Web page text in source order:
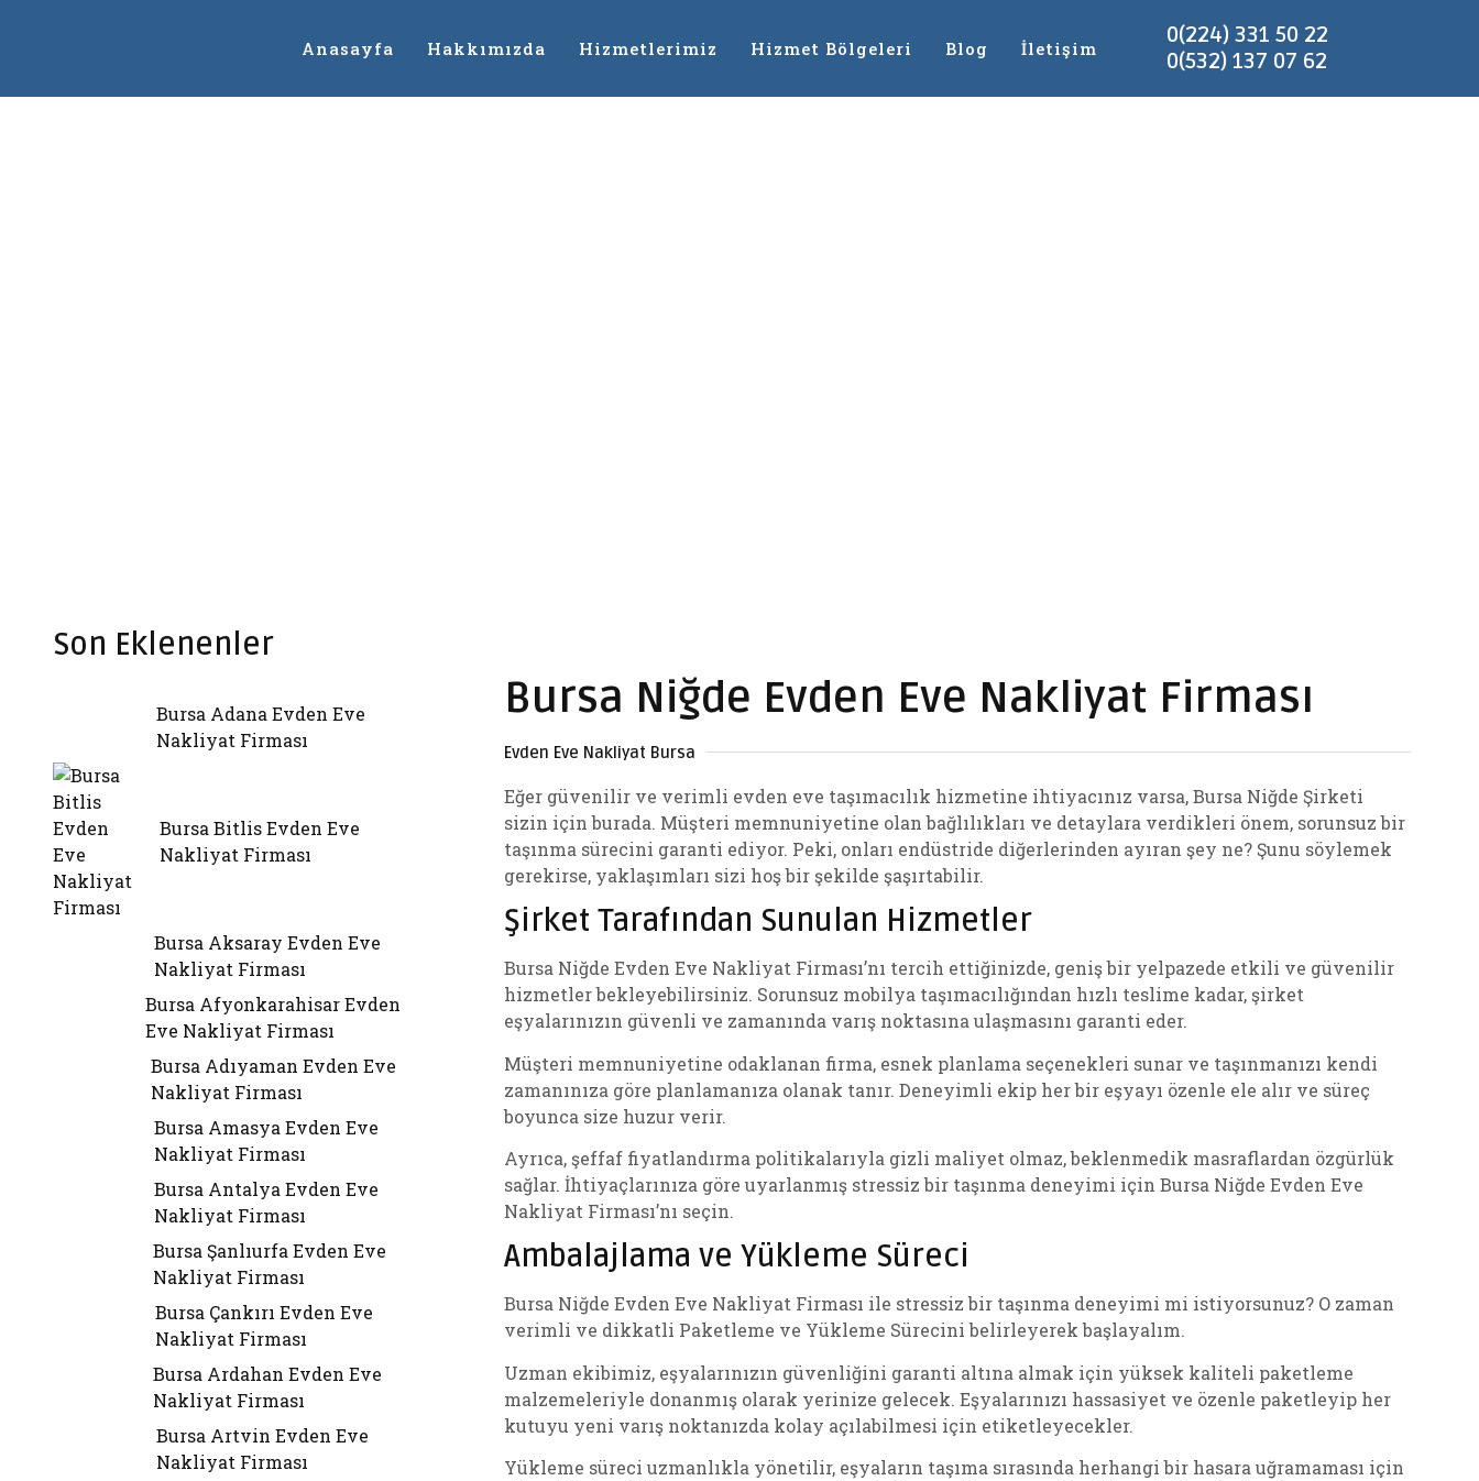
Anasayfa Hakkımızda Hizmetlerimiz Hizmet Bölgeleri Blog İletişim
0(224) 331 50 22
0(532) 137 07 62
Son Eklenenler
Bursa Adana Evden Eve
Nakliyat Firması
Bursa Bitlis Evden Eve
Nakliyat Firması
Bursa Aksaray Evden Eve
Nakliyat Firması
Bursa Afyonkarahisar Evden
Eve Nakliyat Firması
Bursa Adıyaman Evden Eve
Nakliyat Firması
Bursa Amasya Evden Eve
Nakliyat Firması
Bursa Antalya Evden Eve
Nakliyat Firması
Bursa Şanlıurfa Evden Eve
Nakliyat Firması
Bursa Çankırı Evden Eve
Nakliyat Firması
Bursa Ardahan Evden Eve
Nakliyat Firması
Bursa Artvin Evden Eve
Nakliyat Firması
Bursa Niğde Evden Eve Nakliyat Firması
Evden Eve Nakliyat Bursa
Eğer güvenilir ve verimli evden eve taşımacılık hizmetine ihtiyacınız varsa, Bursa Niğde Şirketi
sizin için burada. Müşteri memnuniyetine olan bağlılıkları ve detaylara verdikleri önem, sorunsuz bir
taşınma sürecini garanti ediyor. Peki, onları endüstride diğerlerinden ayıran şey ne? Şunu söylemek
gerekirse, yaklaşımları sizi hoş bir şekilde şaşırtabilir.
Şirket Tarafından Sunulan Hizmetler
Bursa Niğde Evden Eve Nakliyat Firması’nı tercih ettiğinizde, geniş bir yelpazede etkili ve güvenilir
hizmetler bekleyebilirsiniz. Sorunsuz mobilya taşımacılığından hızlı teslime kadar, şirket
eşyalarınızın güvenli ve zamanında varış noktasına ulaşmasını garanti eder.
Müşteri memnuniyetine odaklanan firma, esnek planlama seçenekleri sunar ve taşınmanızı kendi
zamanınıza göre planlamanıza olanak tanır. Deneyimli ekip her bir eşyayı özenle ele alır ve süreç
boyunca size huzur verir.
Ayrıca, şeffaf fiyatlandırma politikalarıyla gizli maliyet olmaz, beklenmedik masraflardan özgürlük
sağlar. İhtiyaçlarınıza göre uyarlanmış stressiz bir taşınma deneyimi için Bursa Niğde Evden Eve
Nakliyat Firması’nı seçin.
Ambalajlama ve Yükleme Süreci
Bursa Niğde Evden Eve Nakliyat Firması ile stressiz bir taşınma deneyimi mi istiyorsunuz? O zaman
verimli ve dikkatli Paketleme ve Yükleme Sürecini belirleyerek başlayalım.
Uzman ekibimiz, eşyalarınızın güvenliğini garanti altına almak için yüksek kaliteli paketleme
malzemeleriyle donanmış olarak yerinize gelecek. Eşyalarınızı hassasiyet ve özenle paketleyip her
kutuyu yeni varış noktanızda kolay açılabilmesi için etiketleyecekler.
Yükleme süreci uzmanlıkla yönetilir, eşyaların taşıma sırasında herhangi bir hasara uğramaması için